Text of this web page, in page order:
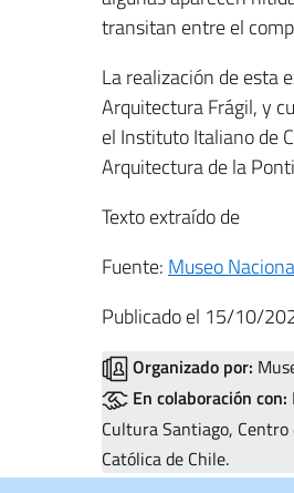
transitan entre el
La realización de esta
Arquitectura Frágil, y
el Instituto Italiano de
Arquitectura de la
Texto extraído de
Fuente: Museo
Publicado el 15/10/
Organizado por:
En colaboración con:
Cultura Santiago,
Católica de Chile.